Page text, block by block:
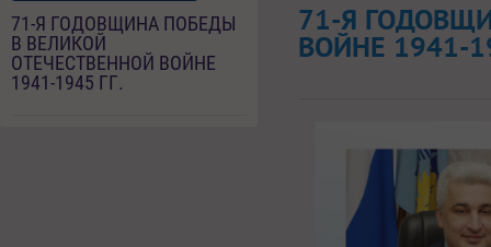
71-Я
ВОЙНЕ 1941-
71-Я ГОДОВЩИНА ПОБЕДЫ
В ВЕЛИКОЙ
ОТЕЧЕСТВЕННОЙ ВОЙНЕ
1941-1945 ГГ.